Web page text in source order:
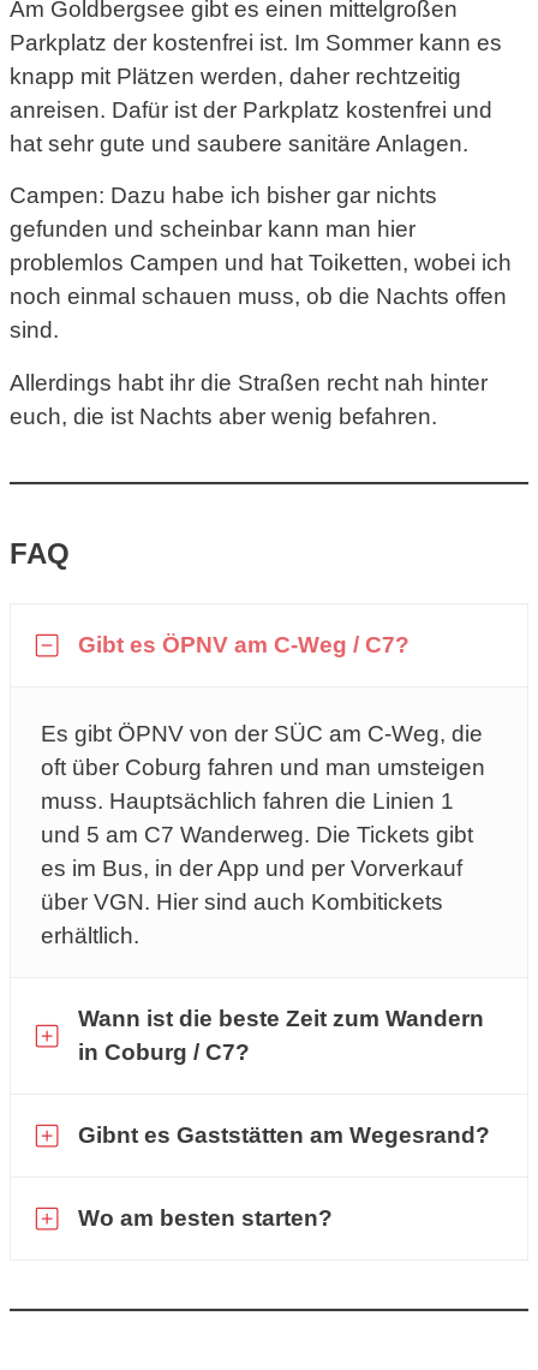
Am Goldbergsee gibt es einen mittelgroßen
Parkplatz der kostenfrei ist. Im Sommer kann es
knapp mit Plätzen werden, daher rechtzeitig
anreisen. Dafür ist der Parkplatz kostenfrei und
hat sehr gute und saubere sanitäre Anlagen.
Campen: Dazu habe ich bisher gar nichts
gefunden und scheinbar kann man hier
problemlos Campen und hat Toiketten, wobei ich
noch einmal schauen muss, ob die Nachts offen
sind.
Allerdings habt ihr die Straßen recht nah hinter
euch, die ist Nachts aber wenig befahren.
FAQ
Gibt es ÖPNV am C-Weg / C7?
Es gibt ÖPNV von der SÜC am C-Weg, die
oft über Coburg fahren und man umsteigen
muss. Hauptsächlich fahren die Linien 1
und 5 am C7 Wanderweg. Die Tickets gibt
es im Bus, in der App und per Vorverkauf
über VGN. Hier sind auch Kombitickets
erhältlich.
Wann ist die beste Zeit zum Wandern
in Coburg / C7?
Gibnt es Gaststätten am Wegesrand?
Wo am besten starten?